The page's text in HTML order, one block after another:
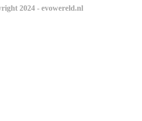
2024 - evowereld.nl